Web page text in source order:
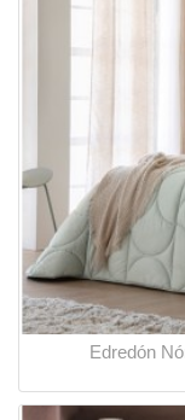
Edredón